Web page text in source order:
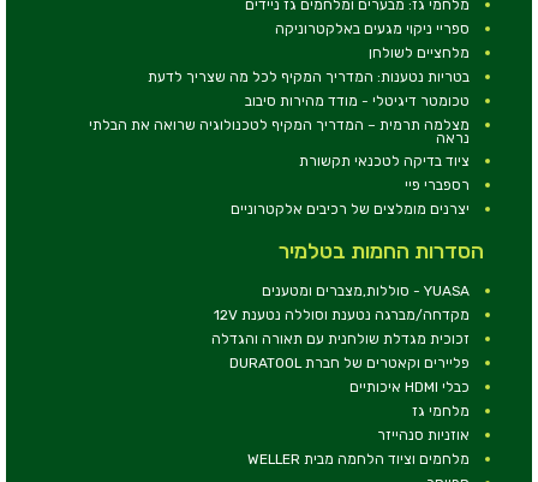
מלחמי גז: מבערים ומלחמים גז ניידים
ספריי ניקוי מגעים באלקטרוניקה
מלחציים לשולחן
בטריות נטענות: המדריך המקיף לכל מה שצריך לדעת
טכומטר דיגיטלי - מודד מהירות סיבוב
מצלמה תרמית – המדריך המקיף לטכנולוגיה שרואה את הבלתי
נראה
ציוד בדיקה לטכנאי תקשורת
רספברי פיי
יצרנים מומלצים של רכיבים אלקטרוניים
הסדרות החמות בטלמיר
YUASA - סוללות,מצברים ומטענים
מקדחה/מברגה נטענת וסוללה נטענת 12V
זכוכית מגדלת שולחנית עם תאורה והגדלה
פליירים וקאטרים של חברת DURATOOL
כבלי HDMI איכותיים
מלחמי גז
אוזניות סנהייזר
מלחמים וציוד הלחמה מבית WELLER